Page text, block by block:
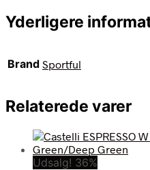
Yderligere
Brand Sportful
Relaterede varer
Udsalg! 36%